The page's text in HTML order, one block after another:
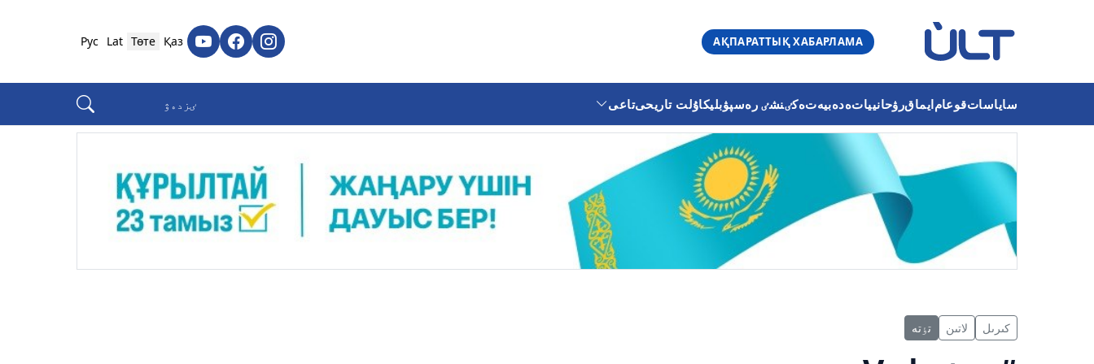
АҚПАРАТТЫҚ ХАБАРЛАМА
Қаз
Төте
Lat
Рус
ساياساتقوعامايماقرۋحانيياتەدەبيەتەكٸنشٸ رەسپۋبليكاۇلت تاريحىتاعى
كىرىل لاتىن تٶتە